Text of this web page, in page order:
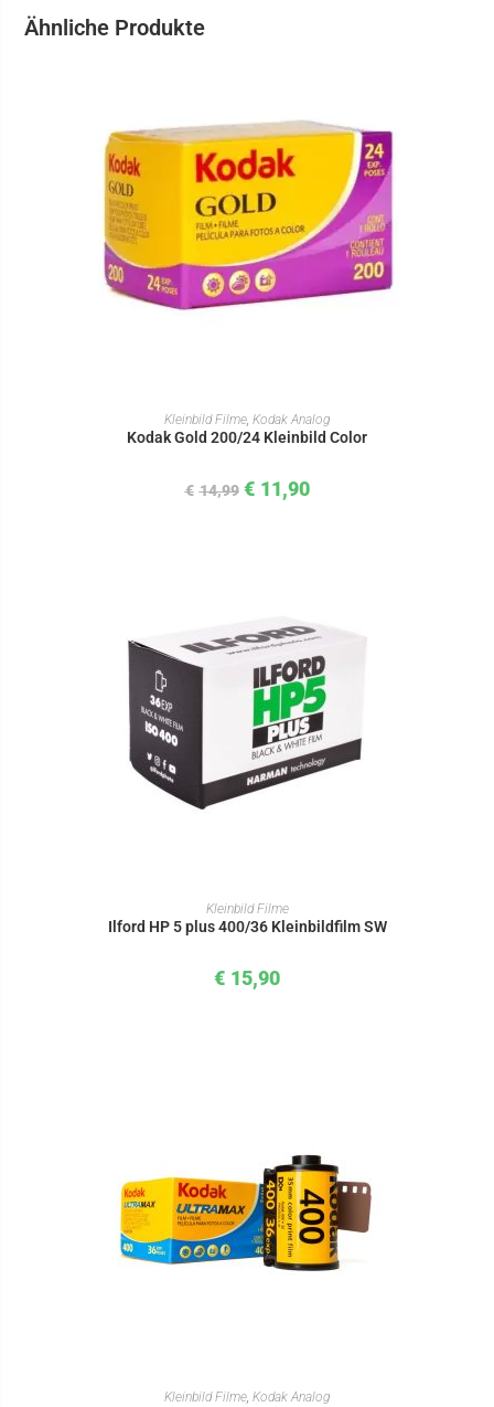
Ähnliche Produkte
IN DEN WARENKORB
Kleinbild Filme, Kodak Analog
Kodak Gold 200/24 Kleinbild Color
€ 14,99 € 11,90
IN DEN WARENKORB
Kleinbild Filme
Ilford HP 5 plus 400/36 Kleinbildfilm SW
€ 15,90
IN DEN WARENKORB
Kleinbild Filme, Kodak Analog